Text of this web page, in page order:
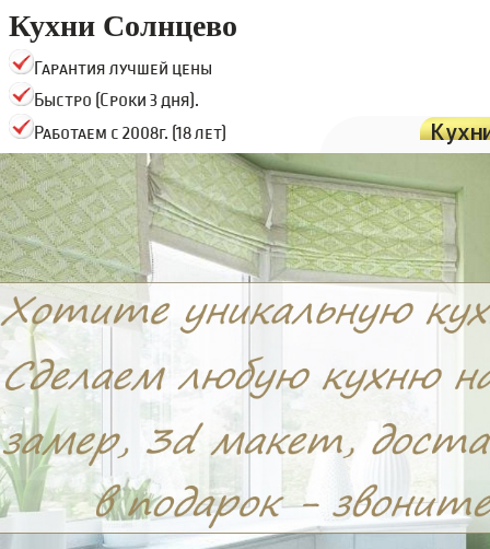
Кухни Солнцево
Гарантия лучшей цены
Быстро (Сроки 3 дня).
Работаем с 2008г. (18 лет)